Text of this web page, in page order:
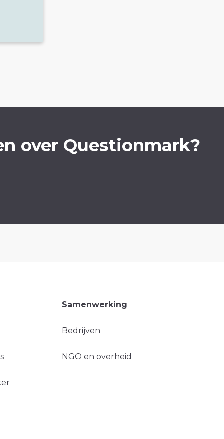
over Questionmark?
Samenwerking
Bedrijven
NGO en overheid